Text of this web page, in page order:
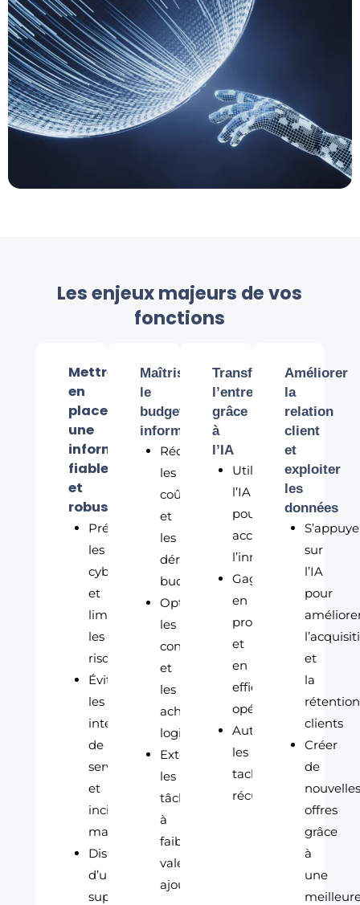
Les enjeux majeurs de vos
fonctions
Mettre
en
place
une
informatique
fiable
et
robuste
Prévenir
les
cyberattaques
et
limiter
les
risques
Éviter
les
interruptions
de
service
et
incidents
majeurs
Disposer
d’un
support
Maîtriser
le
budget
informatique
Réduire
les
coûts
et
les
dérives
budgétaires
Optimiser
les
contrats
et
les
achats
logiciels
Externaliser
les
tâches
à
faible
valeur
ajoutée
Transformer
l’entreprise
grâce
à
l’IA
Utiliser
l’IA
pour
accélérer
l’innovation
Gagner
en
productivité
et
en
efficacité
opérationnelle
Automatiser
les
taches
récurrentes
Améliorer
la
relation
client
et
exploiter
les
données
sur
l’IA
pour
et
la
rétention
clients
Créer
de
nouvelles
offres
grâce
à
une